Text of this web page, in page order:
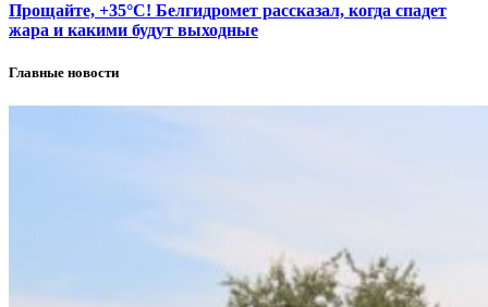
Прощайте, +35°С! Белгидромет рассказал, когда спадет
жара и какими будут выходные
Главные новости